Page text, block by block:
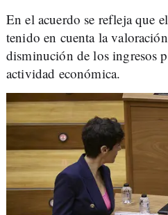
En el acuerdo se refleja que
tenido en cuenta la
disminución de los ingresos
actividad económica.